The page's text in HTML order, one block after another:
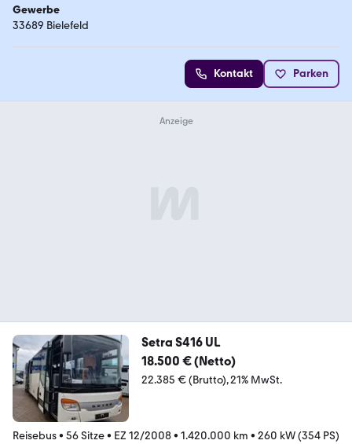
Gewerbe
33689 Bielefeld
Kontakt Parken
Setra S416 UL
18.500 € (Netto)
22.385 € (Brutto) 21% MwSt.
Reisebus• 56 Sitze• EZ 12/2008• 1.420.000 km • 260 kW (354 PS)